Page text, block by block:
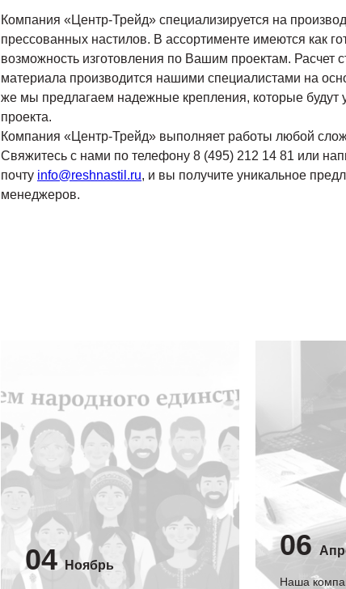
Компания «Центр-Трейд» специализируется на
прессованных настилов. В ассортименте имеются как
возможность изготовления по Вашим проектам. Расчет
материала производится нашими специалистами на
же мы предлагаем надежные крепления, которые будут
проекта.
Компания «Центр-Трейд» выполняет работы любой
Свяжитесь с нами по телефону 8 (495) 212 14 81 или
почту info@reshnastil.ru, и вы получите уникальное
менеджеров.
04 Ноябрь
06
Наша